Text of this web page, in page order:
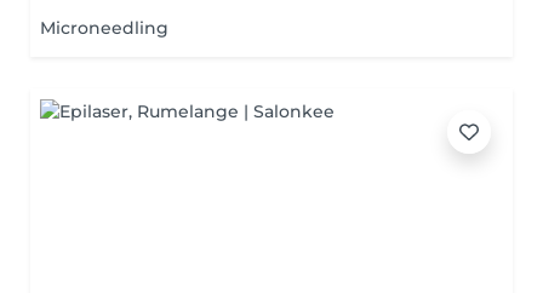
Microneedling